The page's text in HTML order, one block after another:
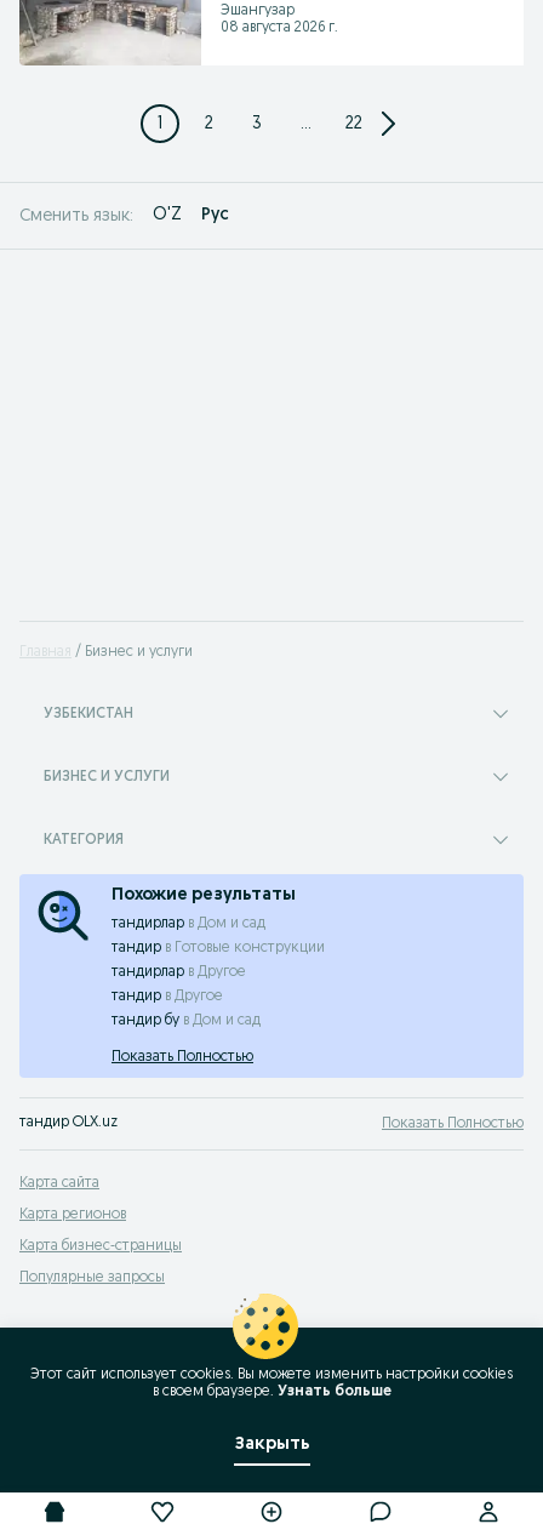
Эшангузар
08 августа 2026 г.
1 2 3 ... 22
Сменить язык: O'Z Рус
Главная Бизнес и услуги
УЗБЕКИСТАН
БИЗНЕС И УСЛУГИ
КАТЕГОРИЯ
Похожие результаты
тандирлар в Дом и сад
тандир в
Готовые конструкции
тандирлар в Другое
тандир в Другое
тандир бу в Дом и сад
Показать Полностью
тандир OLX.uz Показать Полностью
Карта сайта
Карта регионов
Карта бизнес-страницы
Популярные запросы
Этот сайт использует cookies. Вы можете изменить настройки cookies
в своeм браузере. Узнать больше
Закрыть